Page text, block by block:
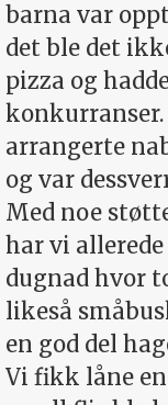
barna var
det ble det
pizza og
konkurranser.
arrangerte
og var
Med noe
har vi
dugnad hvor
likeså
en god del
Vi fikk låne